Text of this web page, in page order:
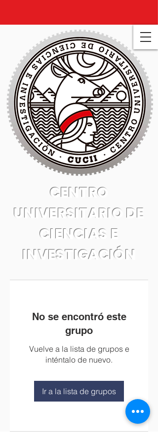
CENTRO
UNIVERSITARIO DE
CIENCIAS E
INVESTIGACIÓN
No se encontró este
grupo
Vuelve a la lista de grupos e
inténtalo de nuevo.
Ir a la lista de grupos